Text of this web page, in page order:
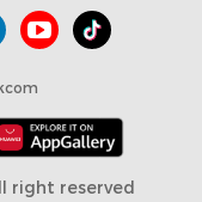
right reserved